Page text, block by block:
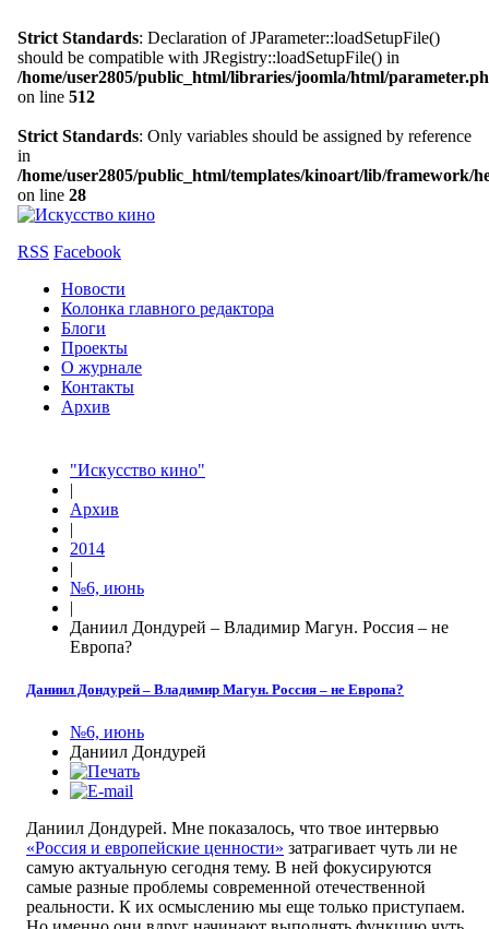
Strict Standards: Declaration of JParameter::loadSetupFile()
should be compatible with JRegistry::loadSetupFile() in
/home/user2805/public_html/libraries/joomla/html/
on line 512
Strict Standards: Only variables should be assigned by reference
in
/home/user2805/public_html/templates/kinoart/lib/framework/
on line 28
RSS Facebook
Новости
Колонка главного редактора
Блоги
Проекты
О журнале
Контакты
Архив
"Искусство кино"
|
Архив
|
2014
|
№6, июнь
|
Даниил Дондурей – Владимир Магун. Россия – не
Европа?
Даниил Дондурей – Владимир Магун. Россия – не Европа?
№6, июнь
Даниил Дондурей
Даниил Дондурей. Мне показалось, что твое интервью
«Россия и европейские ценности» затрагивает чуть ли не
самую актуальную сегодня тему. В ней фокусируются
самые разные проблемы современной отечественной
реальности. К их ­осмыслению мы еще только приступаем.